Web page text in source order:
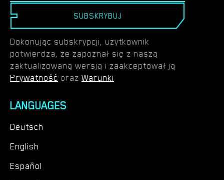
SUBSKRYBUJ
Dokonując subskrypcji, użytkownik
potwierdza, że zapoznał się z naszą
zaktualizowaną wersją i zaakceptował ją
Prywatność oraz Warunki
LANGUAGES
Deutsch
English
Español